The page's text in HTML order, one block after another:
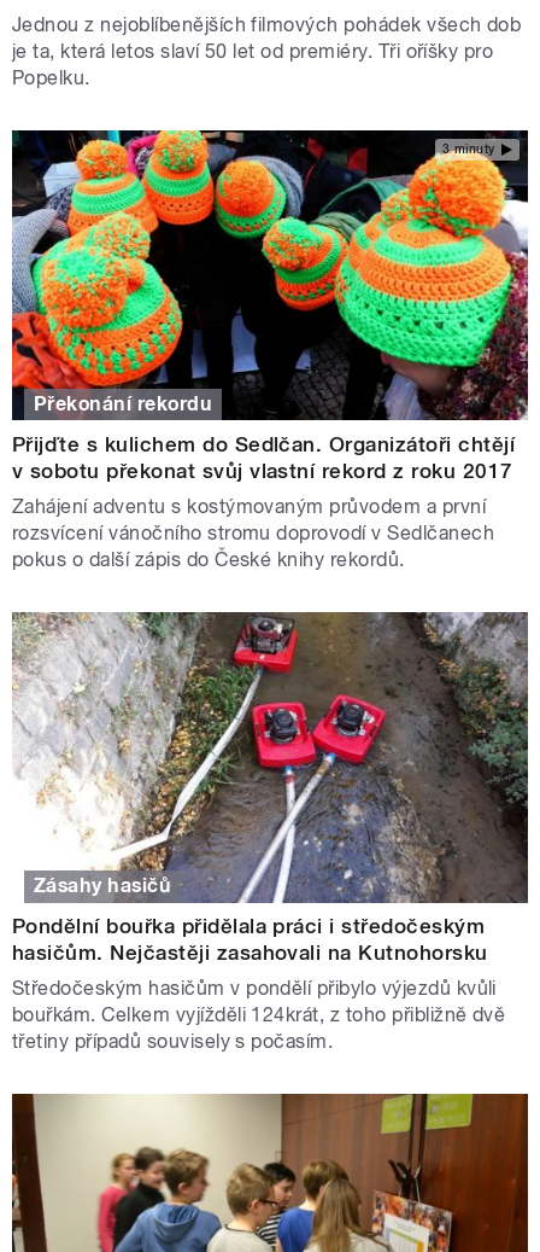
Jednou z nejoblíbenějších filmových pohádek všech dob
je ta, která letos slaví 50 let od premiéry. Tři oříšky pro
Popelku.
3 minuty
Překonání rekordu
Přijďte s kulichem do Sedlčan. Organizátoři chtějí
v sobotu překonat svůj vlastní rekord z roku 2017
Zahájení adventu s kostýmovaným průvodem a první
rozsvícení vánočního stromu doprovodí v Sedlčanech
pokus o další zápis do České knihy rekordů.
Zásahy hasičů
Pondělní bouřka přidělala práci i středočeským
hasičům. Nejčastěji zasahovali na Kutnohorsku
Středočeským hasičům v pondělí přibylo výjezdů kvůli
bouřkám. Celkem vyjížděli 124krát, z toho přibližně dvě
třetiny případů souvisely s počasím.